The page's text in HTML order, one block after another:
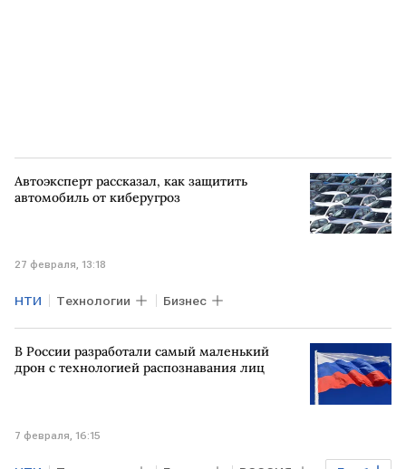
Автоэксперт рассказал, как защитить
автомобиль от киберугроз
27 февраля, 13:18
НТИ Технологии Бизнес
В России разработали самый маленький
дрон с технологией распознавания лиц
7 февраля, 16:15